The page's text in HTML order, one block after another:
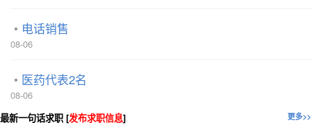
电话销售
08-06
医药代表2名
08-06
更多>>
最新一句话求职 [发布求职信息]